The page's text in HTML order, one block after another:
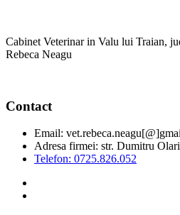
Cabinet Veterinar in Valu lui Traian,
Rebeca Neagu
Contact
Email:
Adresa firmei: str. Dumitru
Telefon: 0725.826.052